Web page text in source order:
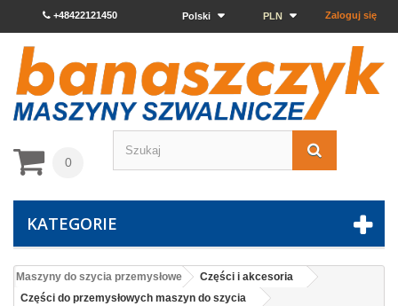
Zaloguj się
PLN
Polski
+48422121450
0
KATEGORIE
Maszyny do szycia przemysłowe
Części i akcesoria
Części do przemysłowych maszyn do szycia